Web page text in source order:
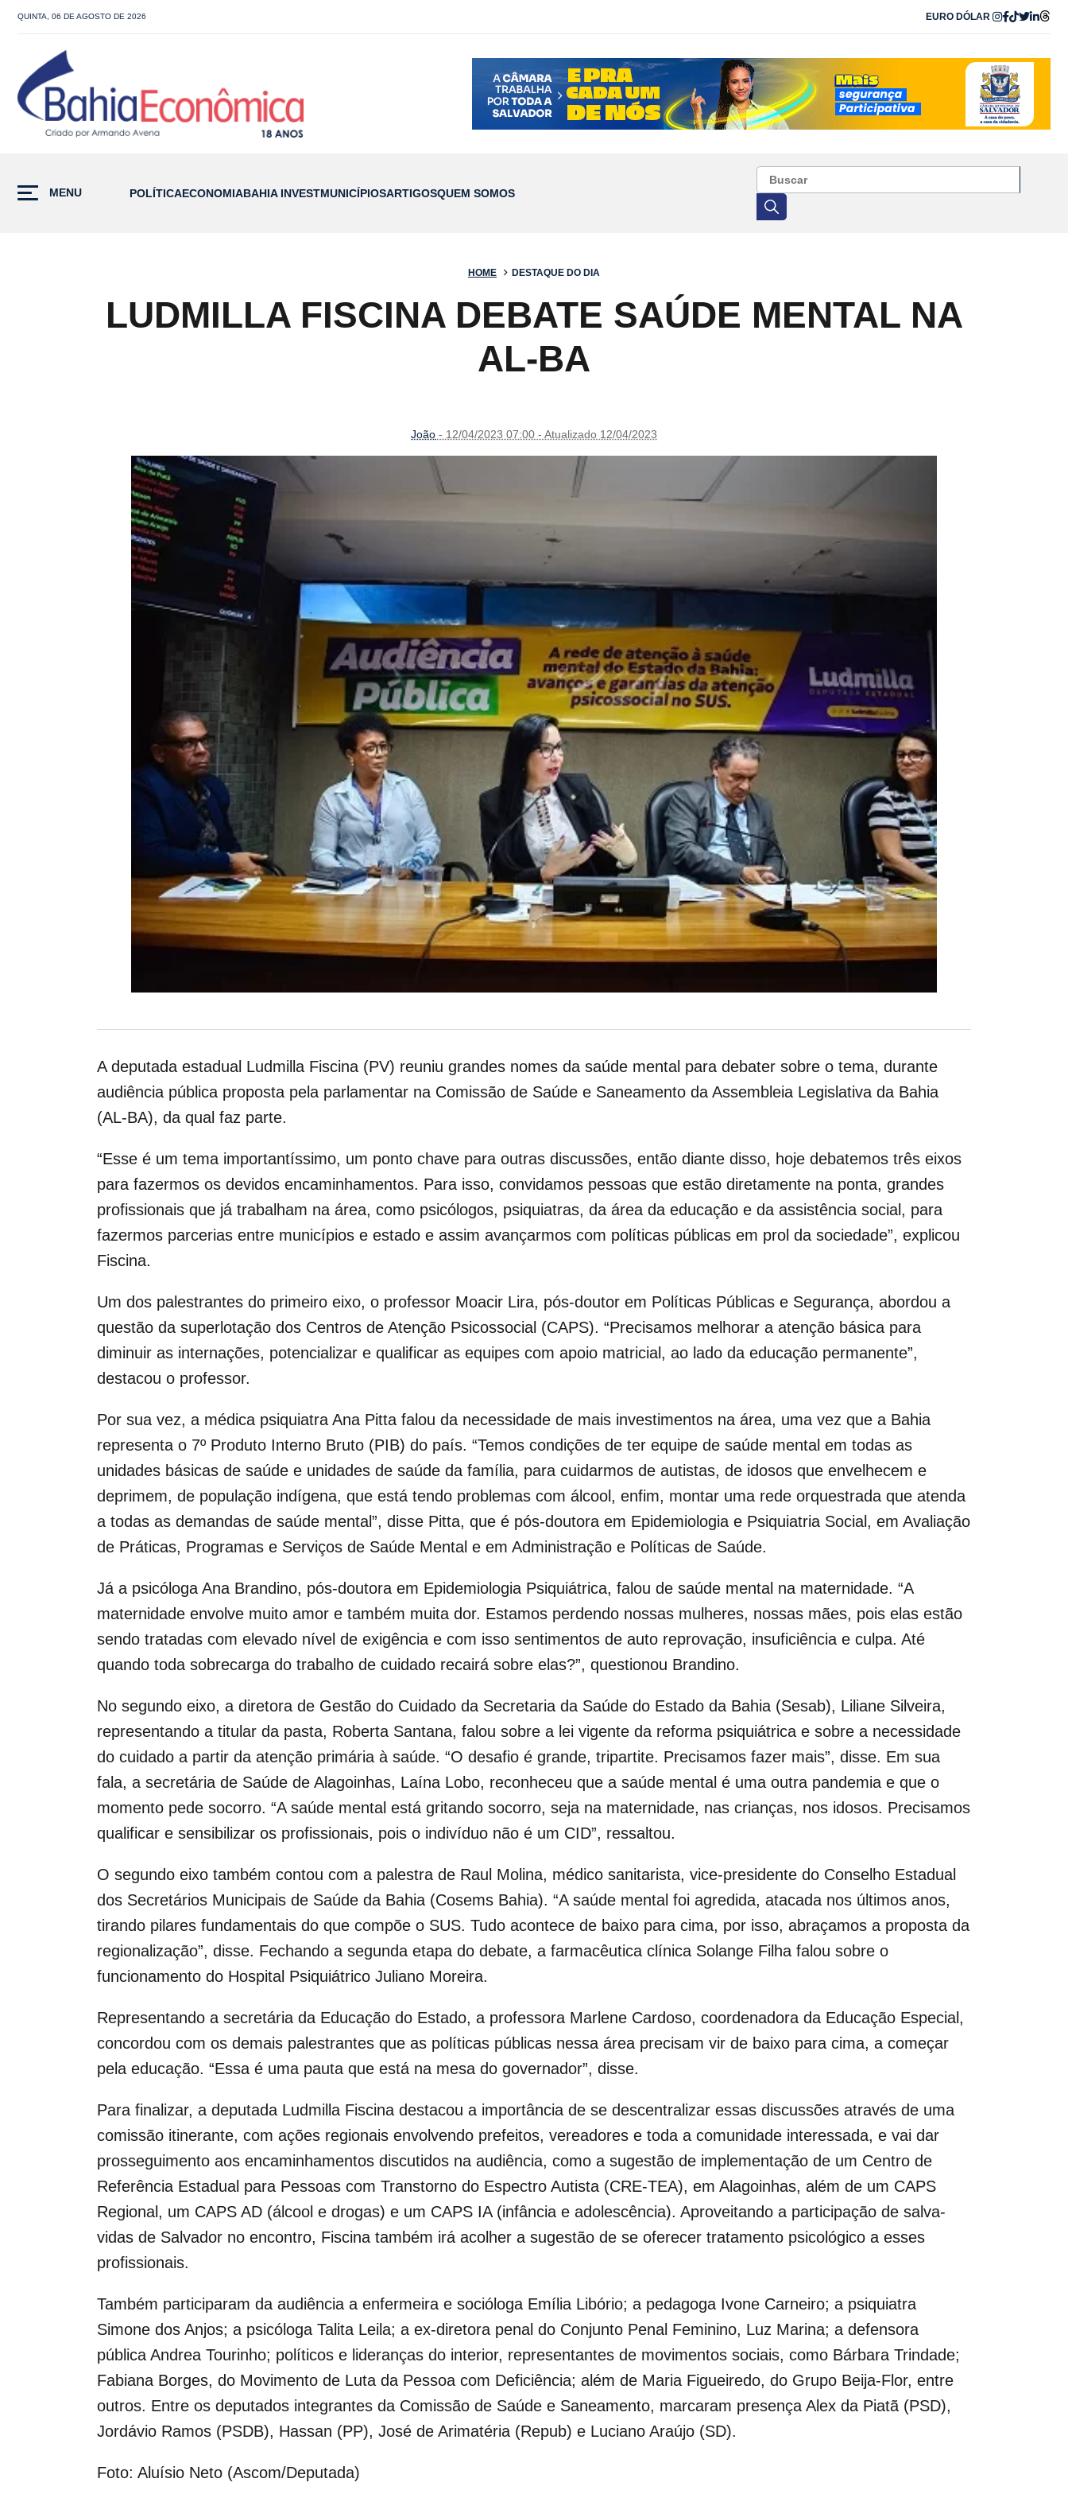
QUINTA, 06 DE AGOSTO DE 2026 EURO DÓLAR
MENU POLÍTICAECONOMIABAHIA INVESTMUNICÍPIOSARTIGOSQUEM SOMOS
HOME DESTAQUE DO DIA
LUDMILLA FISCINA DEBATE SAÚDE MENTAL NA
AL-BA
João - 12/04/2023 07:00 - Atualizado 12/04/2023
A deputada estadual Ludmilla Fiscina (PV) reuniu grandes nomes da saúde mental para debater sobre o tema, durante
audiência pública proposta pela parlamentar na Comissão de Saúde e Saneamento da Assembleia Legislativa da Bahia
(AL-BA), da qual faz parte.
“Esse é um tema importantíssimo, um ponto chave para outras discussões, então diante disso, hoje debatemos três eixos
para fazermos os devidos encaminhamentos. Para isso, convidamos pessoas que estão diretamente na ponta, grandes
profissionais que já trabalham na área, como psicólogos, psiquiatras, da área da educação e da assistência social, para
fazermos parcerias entre municípios e estado e assim avançarmos com políticas públicas em prol da sociedade”, explicou
Fiscina.
Um dos palestrantes do primeiro eixo, o professor Moacir Lira, pós-doutor em Políticas Públicas e Segurança, abordou a
questão da superlotação dos Centros de Atenção Psicossocial (CAPS). “Precisamos melhorar a atenção básica para
diminuir as internações, potencializar e qualificar as equipes com apoio matricial, ao lado da educação permanente”,
destacou o professor.
Por sua vez, a médica psiquiatra Ana Pitta falou da necessidade de mais investimentos na área, uma vez que a Bahia
representa o 7º Produto Interno Bruto (PIB) do país. “Temos condições de ter equipe de saúde mental em todas as
unidades básicas de saúde e unidades de saúde da família, para cuidarmos de autistas, de idosos que envelhecem e
deprimem, de população indígena, que está tendo problemas com álcool, enfim, montar uma rede orquestrada que atenda
a todas as demandas de saúde mental”, disse Pitta, que é pós-doutora em Epidemiologia e Psiquiatria Social, em Avaliação
de Práticas, Programas e Serviços de Saúde Mental e em Administração e Políticas de Saúde.
Já a psicóloga Ana Brandino, pós-doutora em Epidemiologia Psiquiátrica, falou de saúde mental na maternidade. “A
maternidade envolve muito amor e também muita dor. Estamos perdendo nossas mulheres, nossas mães, pois elas estão
sendo tratadas com elevado nível de exigência e com isso sentimentos de auto reprovação, insuficiência e culpa. Até
quando toda sobrecarga do trabalho de cuidado recairá sobre elas?”, questionou Brandino.
No segundo eixo, a diretora de Gestão do Cuidado da Secretaria da Saúde do Estado da Bahia (Sesab), Liliane Silveira,
representando a titular da pasta, Roberta Santana, falou sobre a lei vigente da reforma psiquiátrica e sobre a necessidade
do cuidado a partir da atenção primária à saúde. “O desafio é grande, tripartite. Precisamos fazer mais”, disse. Em sua
fala, a secretária de Saúde de Alagoinhas, Laína Lobo, reconheceu que a saúde mental é uma outra pandemia e que o
momento pede socorro. “A saúde mental está gritando socorro, seja na maternidade, nas crianças, nos idosos. Precisamos
qualificar e sensibilizar os profissionais, pois o indivíduo não é um CID”, ressaltou.
O segundo eixo também contou com a palestra de Raul Molina, médico sanitarista, vice-presidente do Conselho Estadual
dos Secretários Municipais de Saúde da Bahia (Cosems Bahia). “A saúde mental foi agredida, atacada nos últimos anos,
tirando pilares fundamentais do que compõe o SUS. Tudo acontece de baixo para cima, por isso, abraçamos a proposta da
regionalização”, disse. Fechando a segunda etapa do debate, a farmacêutica clínica Solange Filha falou sobre o
funcionamento do Hospital Psiquiátrico Juliano Moreira.
Representando a secretária da Educação do Estado, a professora Marlene Cardoso, coordenadora da Educação Especial,
concordou com os demais palestrantes que as políticas públicas nessa área precisam vir de baixo para cima, a começar
pela educação. “Essa é uma pauta que está na mesa do governador”, disse.
Para finalizar, a deputada Ludmilla Fiscina destacou a importância de se descentralizar essas discussões através de uma
comissão itinerante, com ações regionais envolvendo prefeitos, vereadores e toda a comunidade interessada, e vai dar
prosseguimento aos encaminhamentos discutidos na audiência, como a sugestão de implementação de um Centro de
Referência Estadual para Pessoas com Transtorno do Espectro Autista (CRE-TEA), em Alagoinhas, além de um CAPS
Regional, um CAPS AD (álcool e drogas) e um CAPS IA (infância e adolescência). Aproveitando a participação de salva-
vidas de Salvador no encontro, Fiscina também irá acolher a sugestão de se oferecer tratamento psicológico a esses
profissionais.
Também participaram da audiência a enfermeira e socióloga Emília Libório; a pedagoga Ivone Carneiro; a psiquiatra
Simone dos Anjos; a psicóloga Talita Leila; a ex-diretora penal do Conjunto Penal Feminino, Luz Marina; a defensora
pública Andrea Tourinho; políticos e lideranças do interior, representantes de movimentos sociais, como Bárbara Trindade;
Fabiana Borges, do Movimento de Luta da Pessoa com Deficiência; além de Maria Figueiredo, do Grupo Beija-Flor, entre
outros. Entre os deputados integrantes da Comissão de Saúde e Saneamento, marcaram presença Alex da Piatã (PSD),
Jordávio Ramos (PSDB), Hassan (PP), José de Arimatéria (Repub) e Luciano Araújo (SD).
Foto: Aluísio Neto (Ascom/Deputada)